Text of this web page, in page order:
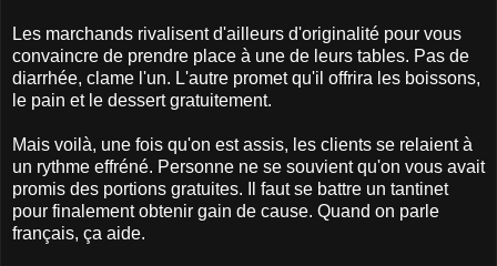
Les marchands rivalisent d'ailleurs d'originalité pour vous
convaincre de prendre place à une de leurs tables. Pas de
diarrhée, clame l'un. L'autre promet qu'il offrira les boissons,
le pain et le dessert gratuitement.
Mais voilà, une fois qu'on est assis, les clients se relaient à
un rythme effréné. Personne ne se souvient qu'on vous avait
promis des portions gratuites. Il faut se battre un tantinet
pour finalement obtenir gain de cause. Quand on parle
français, ça aide.